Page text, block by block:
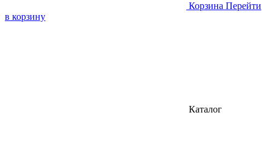
Корзина Перейти
в корзину
Каталог